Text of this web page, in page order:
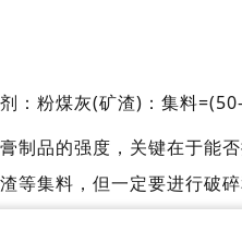
：粉煤灰(矿渣)：集料
制品的强度，关键在于能
等集料，但一定要进行破